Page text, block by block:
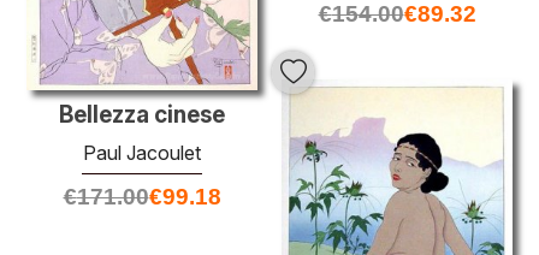
€154.00€89.32
Bellezza cinese
Paul Jacoulet
€171.00€99.18